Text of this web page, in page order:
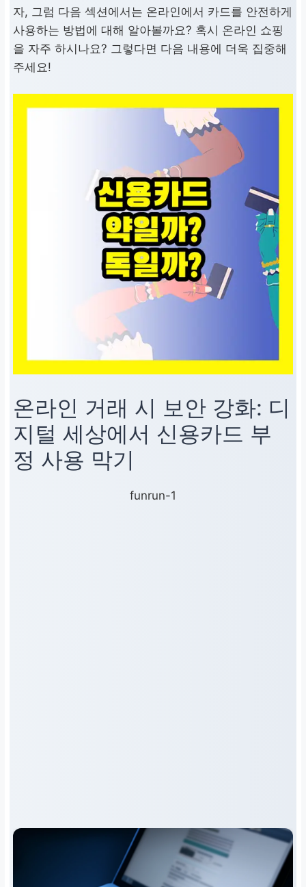
자, 그럼 다음 섹션에서는 온라인에서 카드를 안전하게
사용하는 방법에 대해 알아볼까요? 혹시 온라인 쇼핑
을 자주 하시나요? 그렇다면 다음 내용에 더욱 집중해
주세요!
온라인 거래 시 보안 강화: 디
지털 세상에서 신용카드 부
정 사용 막기
funrun-1